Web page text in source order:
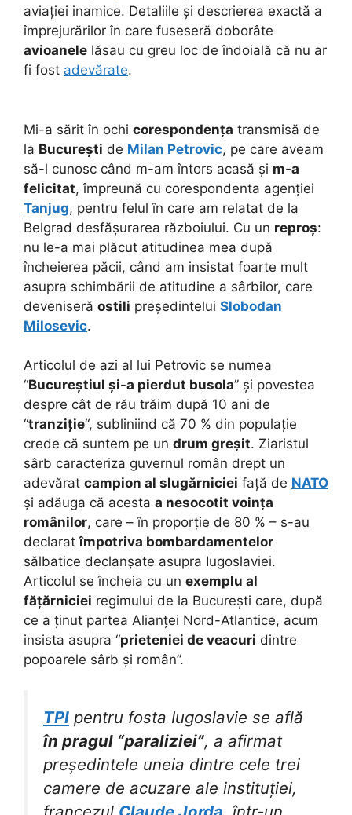
aviației inamice. Detaliile și descrierea exactă a
împrejurărilor în care fuseseră doborâte
avioanele lăsau cu greu loc de îndoială că nu ar
fi fost adevărate.
Mi-a sărit în ochi corespondența transmisă de
la București de Milan Petrovic, pe care aveam
să-l cunosc când m-am întors acasă și m-a
felicitat, împreună cu corespondenta agenției
Tanjug, pentru felul în care am relatat de la
Belgrad desfășurarea războiului. Cu un reproș:
nu le-a mai plăcut atitudinea mea după
încheierea păcii, când am insistat foarte mult
asupra schimbării de atitudine a sârbilor, care
deveniseră ostili președintelui Slobodan
Milosevic.
Articolul de azi al lui Petrovic se numea
“Bucureștiul și-a pierdut busola” și povestea
despre cât de rău trăim după 10 ani de
“tranziție“, subliniind că 70 % din populație
crede că suntem pe un drum greșit. Ziaristul
sârb caracteriza guvernul român drept un
adevărat campion al slugărniciei față de NATO
și adăuga că acesta a nesocotit voința
românilor, care – în proporție de 80 % – s-au
declaratîmpotriva bombardamentelor
sălbatice declanșate asupra Iugoslaviei.
Articolul se încheia cu un exemplu al
fățărniciei regimului de la București care, după
ce a ținut partea Alianței Nord-Atlantice, acum
insista asupra “prieteniei de veacuri dintre
popoarele sârb și român”.
TPI pentru fosta Iugoslavie se află
în pragul “paraliziei”, a afirmat
președintele uneia dintre cele trei
camere de acuzare ale instituției,
francezul Claude Jorda , într-un